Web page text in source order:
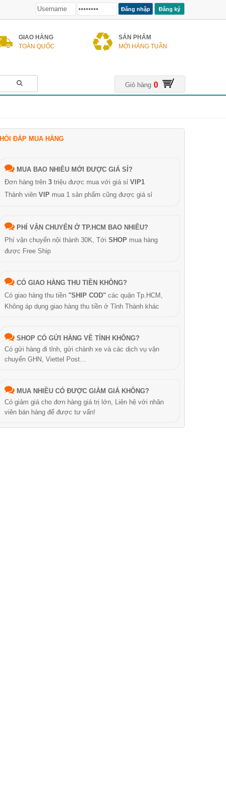
Đăng ký
GIAO HÀNG
TOÀN QUỐC
SẢN PHẨM
MỚI HÀNG TUẦN
Giỏ hàng 0
HỎI ĐÁP MUA HÀNG
MUA BAO NHIÊU MỚI ĐƯỢC GIÁ SỈ?
Đơn hàng trên 3 triệu được mua với giá sỉ VIP1
Thành viên VIP mua 1 sản phẩm cũng được giá sỉ
PHÍ VẬN CHUYỂN Ở TP.HCM BAO NHIÊU?
Phí vận chuyển nội thành 30K, Tới SHOP mua hàng
được Free Ship
CÓ GIAO HÀNG THU TIỀN KHÔNG?
Có giao hàng thu tiền "SHIP COD" các quận Tp.HCM,
Không áp dụng giao hàng thu tiền ở Tỉnh Thành khác
SHOP CÓ GỬI HÀNG VỀ TỈNH KHÔNG?
Có gửi hàng đi tỉnh, gửi chành xe và các dịch vụ vận
chuyển GHN, Viettel Post…
MUA NHIỀU CÓ ĐƯỢC GIẢM GIÁ KHÔNG?
Có giảm giá cho đơn hàng giá trị lớn, Liên hệ với nhân
viên bán hàng để được tư vấn!